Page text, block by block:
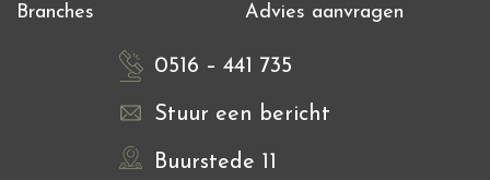
Branches
Advies aanvragen
0516 – 441 735
Stuur een bericht
Buurstede 11